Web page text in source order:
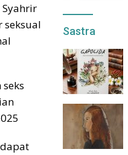
Syahrir
seksual
Sastra